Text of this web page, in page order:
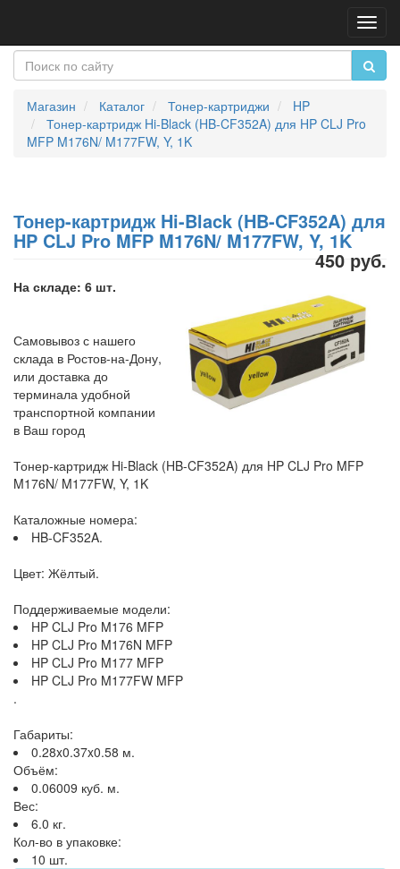
Магазин Каталог Тонер-картриджи
HP
Тонер-картридж Hi-Black (HB-CF352A) для HP CLJ Pro
MFP M176N/ M177FW, Y, 1K
Тонер-картридж Hi-Black (HB-CF352A) для
HP CLJ Pro MFP M176N/ M177FW, Y, 1K
450 руб.
На складе: 6 шт.
Самовывоз с нашего
склада в Ростов-на-Дону,
или доставка до
терминала удобной
транспортной компании
в Ваш город
Тонер-картридж Hi-Black (HB-CF352A) для HP CLJ Pro MFP
M176N/ M177FW, Y, 1K
Каталожные номера:
HB-CF352A.
Цвет: Жёлтый.
Поддерживаемые модели:
HP CLJ Pro M176 MFP
HP CLJ Pro M176N MFP
HP CLJ Pro M177 MFP
HP CLJ Pro M177FW MFP
.
Габариты:
0.28x0.37x0.58 м.
Объём:
0.06009 куб. м.
Вес:
6.0 кг.
Кол-во в упаковке:
10 шт.